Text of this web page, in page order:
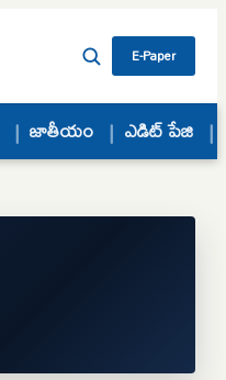
E-Paper
జాతీయం ఎడిట్ పేజి